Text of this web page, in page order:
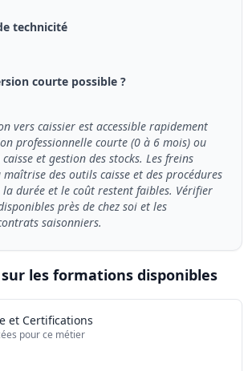
technicité
courte possible ?
vers caissier est accessible rapidement
professionnelle courte (0 à 6 mois) ou
et gestion des stocks. Les freins
des outils caisse et des procédures
la durée et le coût restent faibles. Vérifier
près de chez soi et les
saisonniers.
les formations disponibles
formation Hôte / Hôtesse de caisse en
disponibles
et Certifications
pour ce métier